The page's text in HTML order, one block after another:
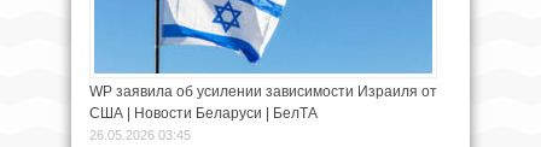
WP заявила об усилении зависимости Израиля от
США | Новости Беларуси | БелТА
26.05.2026 03:45